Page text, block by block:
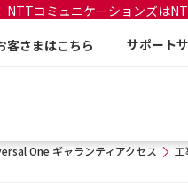
NTTコミュニケーションズは
客さまはこちら サポート
One ギャランティアクセス